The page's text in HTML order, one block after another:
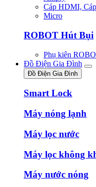
Cáp HDMI,
Micro
ROBOT Hút Bụi
Phụ kiên
Đồ Điện Gia Đình
Đồ Điện Gia Đình
Smart Lock
Máy nóng lạnh
Máy lọc nước
Máy lọc không
Máy nước nóng